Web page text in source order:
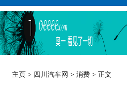
主页 > 四川汽车网 >消费 > 正文